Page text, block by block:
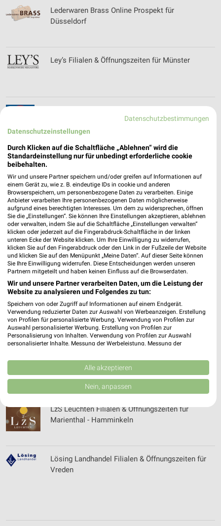
Lederwaren Brass Online Prospekt für
Düsseldorf
Ley’s Filialen & Öffnungszeiten für Münster
Lieblingswelt Prospekte & Aktionen
Lienenkämper Filialen & Öffnungszeiten für
Meinerzhagen
Louis Prospekte und Angebote für Castrop-
Rauxel
Lucky Bike Filialen & Öffnungszeiten für
Dortmund
LUX118 Filialen & Öffnungszeiten für Köln/Hürth
LzS Leuchten Filialen & Öffnungszeiten für
Marienthal - Hamminkeln
Lösing Landhandel Filialen & Öffnungszeiten für
Vreden
Datenschutzbestimmungen
Datenschutzeinstellungen
Durch Klicken auf die Schaltfläche „Ablehnen“ wird die
Standardeinstellung nur für unbedingt erforderliche cookie
beibehalten.
Wir und unsere Partner speichern und/oder greifen auf Informationen auf
einem Gerät zu, wie z. B. eindeutige IDs in cookie und anderen
Browserspeichern, um personenbezogene Daten zu verarbeiten. Einige
Anbieter verarbeiten Ihre personenbezogenen Daten möglicherweise
aufgrund eines berechtigten Interesses. Um dem zu widersprechen, öffnen
Sie die „Einstellungen“. Sie können Ihre Einstellungen akzeptieren, ablehnen
oder verwalten, indem Sie auf die Schaltfläche „Einstellungen verwalten“
klicken oder jederzeit auf die Fingerabdruck-Schaltfläche in der linken
unteren Ecke der Website klicken. Um Ihre Einwilligung zu widerrufen,
klicken Sie auf den Fingerabdruck oder den Link in der Fußzeile der Website
und klicken Sie auf den Menüpunkt „Meine Daten“. Auf dieser Seite können
Sie Ihre Einwilligung widerrufen. Diese Entscheidungen werden unseren
Partnern mitgeteilt und haben keinen Einfluss auf die Browserdaten.
Wir und unsere Partner verarbeiten Daten, um die Leistung der
Website zu analysieren und Folgendes zu tun:
Speichern von oder Zugriff auf Informationen auf einem Endgerät.
Verwendung reduzierter Daten zur Auswahl von Werbeanzeigen. Erstellung
von Profilen für personalisierte Werbung. Verwendung von Profilen zur
Auswahl personalisierter Werbung. Erstellung von Profilen zur
Personalisierung von Inhalten. Verwendung von Profilen zur Auswahl
personalisierter Inhalte. Messung der Werbeleistung. Messung der
Kombinationen von Daten aus verschiedenen Quellen. Entwicklung und
Verbesserung der Angebote. Verwendung reduzierter Daten zur Auswahl
von Inhalten.
Daten können außerhalb der Europäischen Union weitergegeben und in die
Website/App.
Partnerliste anzeigen (1 IAB-Anbieter)
Speichern von oder Zugriff auf Informationen
auf einem Endgerät
Alle akzeptieren
Nein, anpassen